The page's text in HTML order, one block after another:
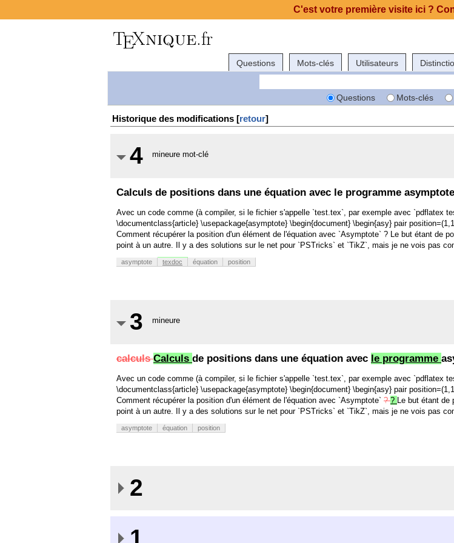
Questions Mots-clés Utilisateurs
Questions Mots-clés
Historique des modifications [retour]
4 mineure mot-clé
Calculs de positions dans une équation avec le programme asymptote
Avec un code comme (à compiler, si le fichier s'appelle `test.tex`, par exemple avec `pdflatex
\documentclass{article} \usepackage{asymptote} \begin{document} \begin{asy} pair
Comment récupérer la position d'un élément de l'équation avec `Asymptote` ? Le but étant de
point à un autre. Il y a des solutions sur le net pour `PSTricks` et `TikZ`, mais je ne vois pas
asymptote texdoc équation position
3 mineure
calculsCalculs de positions dans une équation avec le programme
Avec un code comme (à compiler, si le fichier s'appelle `test.tex`, par exemple avec `pdflatex
\documentclass{article} \usepackage{asymptote} \begin{document} \begin{asy} pair
Comment récupérer la position d'un élément de l'équation avec `Asymptote` ?? Le but étant de
point à un autre. Il y a des solutions sur le net pour `PSTricks` et `TikZ`, mais je ne vois pas
asymptote équation position
2
C'est votre première visite ici ?